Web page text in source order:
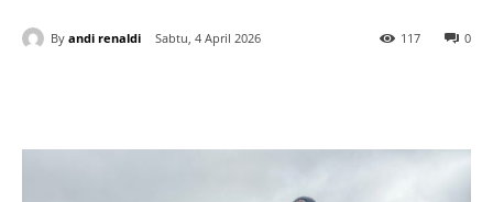
By andi renaldi Sabtu, 4 April 2026 0
117